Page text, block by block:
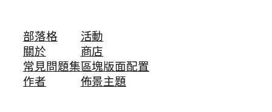
部落格
關於
常見問題集
作者
活動
商店
區塊版面配置
佈景主題